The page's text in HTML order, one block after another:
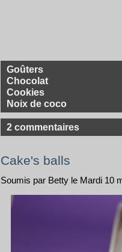
Goûters
Chocolat
Cookies
Noix de coco
2 commentaires
Cake's balls
Soumis par Betty le Mardi 10